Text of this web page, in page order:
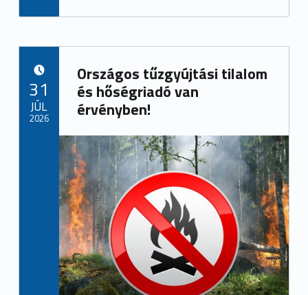
Országos tűzgyújtási tilalom
és hőségriadó van
érvényben!
31
JÚL
2026